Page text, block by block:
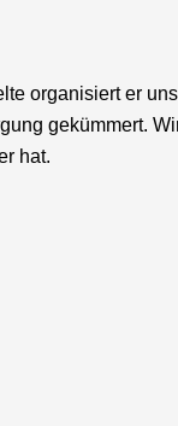
organisiert er
gekümmert.
hat.